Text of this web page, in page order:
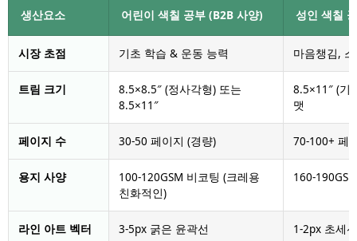
생산요소 어린이 색칠 공부 (B2B 사양) 성인 색칠
시장 초점 기초 학습 & 운동 능력 마음챙김,
트림 크기
8.5×8.5″ (정사각형) 또는
8.5×11″
8.5×11″ (기
맷
페이지 수 30-50 페이지 (경량) 70-100+ 페
용지 사양
100-120GSM 비코팅 (크레용
친화적인)
160-
라인 아트 벡터 3-5px 굵은 윤곽선 1-2px 초세